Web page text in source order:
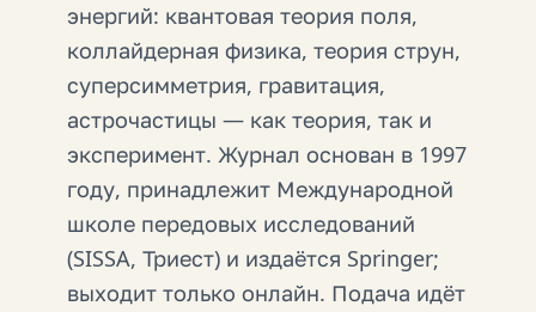
энергий: квантовая теория поля,
коллайдерная физика, теория струн,
суперсимметрия, гравитация,
астрочастицы — как теория, так и
эксперимент. Журнал основан в 1997
году, принадлежит Международной
школе передовых исследований
(SISSA, Триест) и издаётся Springer;
выходит только онлайн. Подача идёт